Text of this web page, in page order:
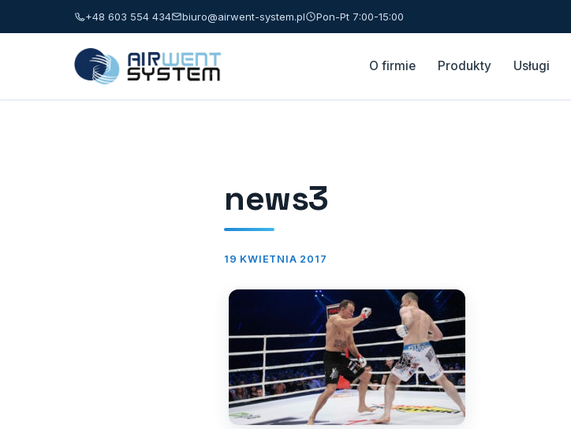
+48 603 554 434 biuro@airwent-system.pl Pon-Pt 7:00-15:00
O firmie Produkty Usługi
news3
19 KWIETNIA 2017